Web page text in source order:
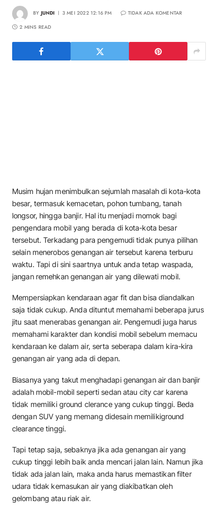
BY JUNDI 3 MEI 2022 12:16 PM
TIDAK ADA KOMENTAR
2 MINS READ
Musim hujan menimbulkan sejumlah masalah di kota-kota
besar, termasuk kemacetan, pohon tumbang, tanah
longsor, hingga banjir. Hal itu menjadi momok bagi
pengendara mobil yang berada di kota-kota besar
tersebut. Terkadang para pengemudi tidak punya pilihan
selain menerobos genangan air tersebut karena terburu
waktu. Tapi di sini saartnya untuk anda tetap waspada,
jangan remehkan genangan air yang dilewati mobil.
Mempersiapkan kendaraan agar fit dan bisa diandalkan
saja tidak cukup. Anda dituntut memahami beberapa jurus
jitu saat menerabas genangan air. Pengemudi juga harus
memahami karakter dan kondisi mobil sebelum memacu
kendaraan ke dalam air, serta seberapa dalam kira-kira
genangan air yang ada di depan.
Biasanya yang takut menghadapi genangan air dan banjir
adalah mobil-mobil seperti sedan atau city car karena
tidak memiliki ground clerance yang cukup tinggi. Beda
dengan SUV yang memang didesain memilikiground
clearance tinggi.
Tapi tetap saja, sebaknya jika ada genangan air yang
cukup tinggi lebih baik anda mencari jalan lain. Namun jika
tidak ada jalan lain, maka anda harus memastikan filter
udara tidak kemasukan air yang diakibatkan oleh
gelombang atau riak air.